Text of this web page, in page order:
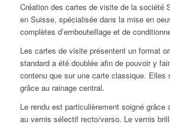
Création des cartes de visite de la société
en Suisse, spécialisée dans la mise en
complètes d’embouteillage et de
Les cartes de visite présentent un format
standard a été doublée afin de pouvoir y
contenu que sur une carte classique. Elles
grâce au rainage central.
Le rendu est particulièrement soigné grâce
au vernis sélectif recto/verso. Le vernis